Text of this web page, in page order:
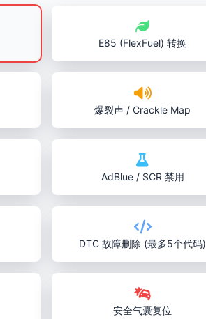
E85 (FlexFuel) 转换
爆裂声 / Crackle Map
AdBlue / SCR 禁用
DTC 故障删除 (最多5个代码)
安全气囊复位